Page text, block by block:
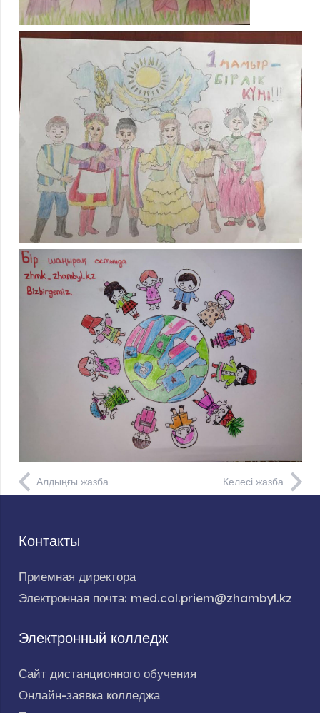
Алдыңғы жазба Келесі жазба
Контакты
Приемная директора
Электронная почта: med.col.priem@zhambyl.kz
Электронный колледж
Сайт дистанционного обучения
Онлайн-заявка колледжа